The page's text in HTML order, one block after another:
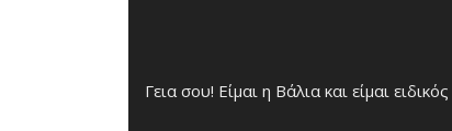
Γεια σου! Είμαι η Βάλια και είμαι